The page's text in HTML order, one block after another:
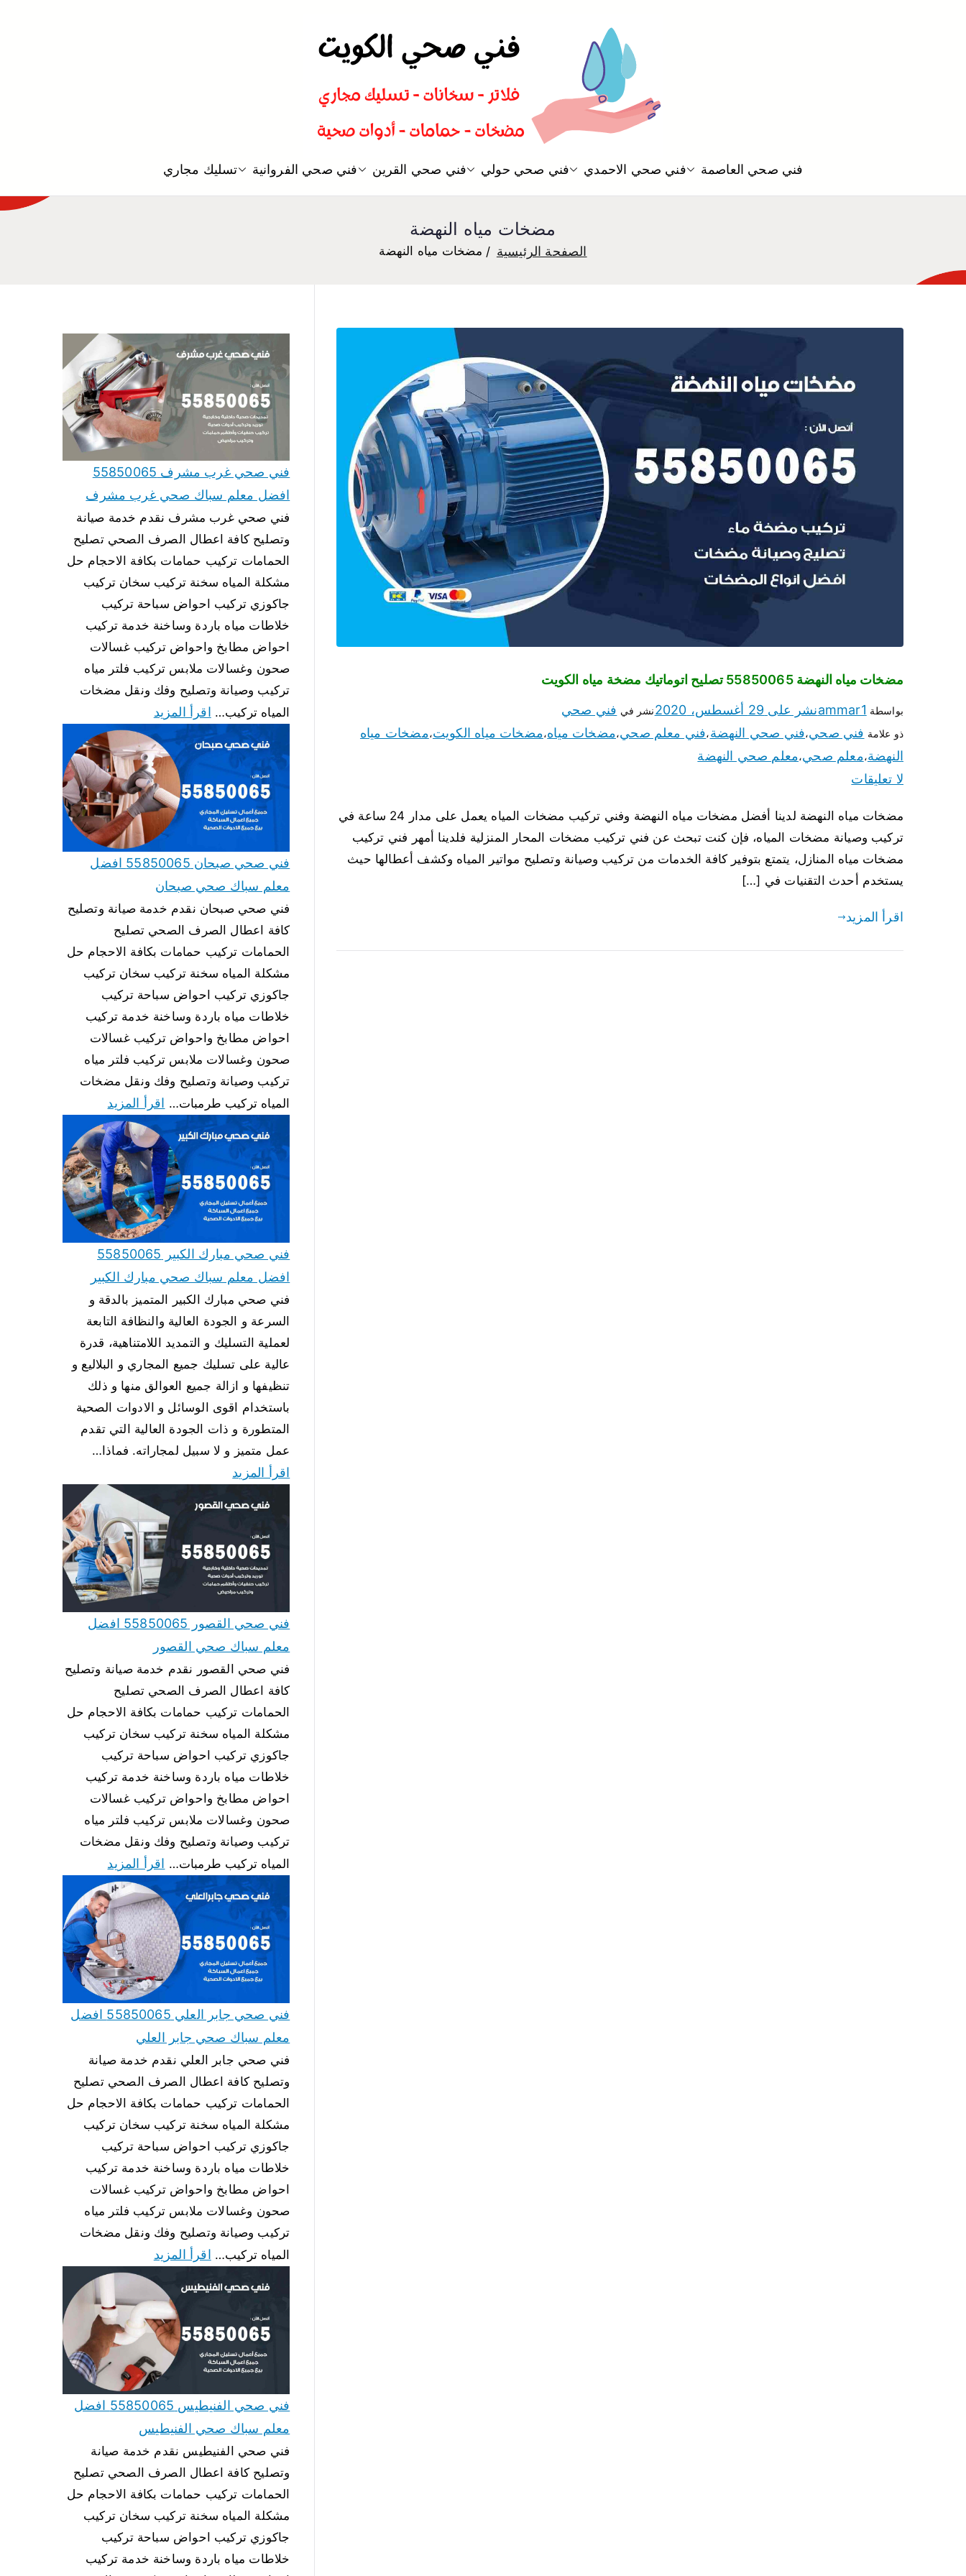
سباك صحي تسليك مجاري افضل معلم صحي فني صحي العاصمة فني صحي الاحمدي فني صحي حولي فني صحي القرين فني صحي الفروانية تسليك مجاري
مضخات مياه النهضة
الصفحة الرئيسية مضخات مياه النهضة
مضخات مياه النهضة 55850065 تصليح اتوماتيك مضخة مياه الكويت
بواسطة ammar1نشر على 29 أغسطس، 2020 نشر في فني صحي
ذو علامة فني صحي،فني صحي النهضة،فني معلم صحي،مضخات مياه،مضخات مياه الكويت،مضخات مياه
النهضة،معلم صحي،معلم صحي النهضة
لا تعليقات
مضخات مياه النهضة لدينا أفضل مضخات مياه النهضة وفني تركيب مضخات المياه يعمل على مدار 24 ساعة في
تركيب وصيانة مضخات المياه، فإن كنت تبحث عن فني تركيب مضخات المحار المنزلية فلدينا أمهر فني تركيب
مضخات مياه المنازل، يتمتع بتوفير كافة الخدمات من تركيب وصيانة وتصليح مواتير المياه وكشف أعطالها حيث
يستخدم أحدث التقنيات في […]
اقرأ المزيد
فني صحي غرب مشرف 55850065
افضل معلم سباك صحي غرب مشرف
فني صحي غرب مشرف نقدم خدمة صيانة
وتصليح كافة اعطال الصرف الصحي تصليح
الحمامات تركيب حمامات بكافة الاحجام حل
مشكلة المياه سخنة تركيب سخان تركيب
جاكوزي تركيب احواض سباحة تركيب
خلاطات مياه باردة وساخنة خدمة تركيب
احواض مطابخ واحواض تركيب غسالات
صحون وغسالات ملابس تركيب فلتر مياه
تركيب وصيانة وتصليح وفك ونقل مضخات
المياه تركيب… اقرأ المزيد
فني صحي صبحان 55850065 افضل
معلم سباك صحي صبحان
فني صحي صبحان نقدم خدمة صيانة وتصليح
كافة اعطال الصرف الصحي تصليح
الحمامات تركيب حمامات بكافة الاحجام حل
مشكلة المياه سخنة تركيب سخان تركيب
جاكوزي تركيب احواض سباحة تركيب
خلاطات مياه باردة وساخنة خدمة تركيب
احواض مطابخ واحواض تركيب غسالات
صحون وغسالات ملابس تركيب فلتر مياه
تركيب وصيانة وتصليح وفك ونقل مضخات
المياه تركيب طرمبات… اقرأ المزيد
فني صحي مبارك الكبير 55850065
افضل معلم سباك صحي مبارك الكبير
فني صحي مبارك الكبير المتميز بالدقة و
السرعة و الجودة العالية والنظافة التابعة
لعملية التسليك و التمديد اللامتناهية، قدرة
عالية على تسليك جميع المجاري و البلاليع و
تنظيفها و ازالة جميع العوالق منها و ذلك
باستخدام اقوى الوسائل و الادوات الصحية
المتطورة و ذات الجودة العالية التي تقدم
عمل متميز و لا سبيل لمجاراته. فماذا…
اقرأ المزيد
فني صحي القصور 55850065 افضل
معلم سباك صحي القصور
فني صحي القصور نقدم خدمة صيانة وتصليح
كافة اعطال الصرف الصحي تصليح
الحمامات تركيب حمامات بكافة الاحجام حل
مشكلة المياه سخنة تركيب سخان تركيب
جاكوزي تركيب احواض سباحة تركيب
خلاطات مياه باردة وساخنة خدمة تركيب
احواض مطابخ واحواض تركيب غسالات
صحون وغسالات ملابس تركيب فلتر مياه
تركيب وصيانة وتصليح وفك ونقل مضخات
المياه تركيب طرمبات… اقرأ المزيد
فني صحي جابر العلي 55850065 افضل
معلم سباك صحي جابر العلي
فني صحي جابر العلي نقدم خدمة صيانة
وتصليح كافة اعطال الصرف الصحي تصليح
الحمامات تركيب حمامات بكافة الاحجام حل
مشكلة المياه سخنة تركيب سخان تركيب
جاكوزي تركيب احواض سباحة تركيب
خلاطات مياه باردة وساخنة خدمة تركيب
احواض مطابخ واحواض تركيب غسالات
صحون وغسالات ملابس تركيب فلتر مياه
تركيب وصيانة وتصليح وفك ونقل مضخات
المياه تركيب… اقرأ المزيد
فني صحي الفنيطيس 55850065 افضل
معلم سباك صحي الفنيطيس
فني صحي الفنيطيس نقدم خدمة صيانة
وتصليح كافة اعطال الصرف الصحي تصليح
الحمامات تركيب حمامات بكافة الاحجام حل
مشكلة المياه سخنة تركيب سخان تركيب
جاكوزي تركيب احواض سباحة تركيب
خلاطات مياه باردة وساخنة خدمة تركيب